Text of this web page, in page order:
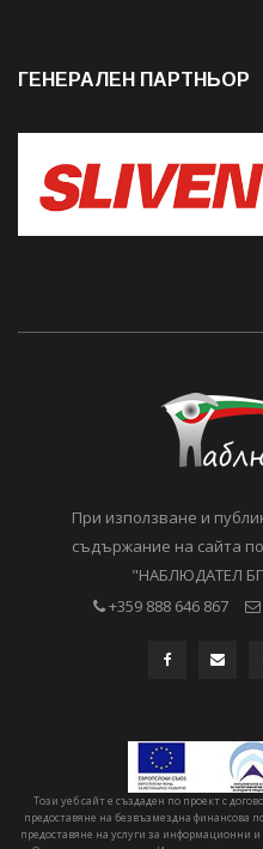
ГЕНЕРАЛЕН ПАРТНЬОР
При използване и
съдържание на сайта
"НАБЛЮДАТЕЛ
+359 888 646 867
Този уеб сайт е създаден по проект с
предоставяне на безвъзмездна финансова
предоставяне на услуги за информационни